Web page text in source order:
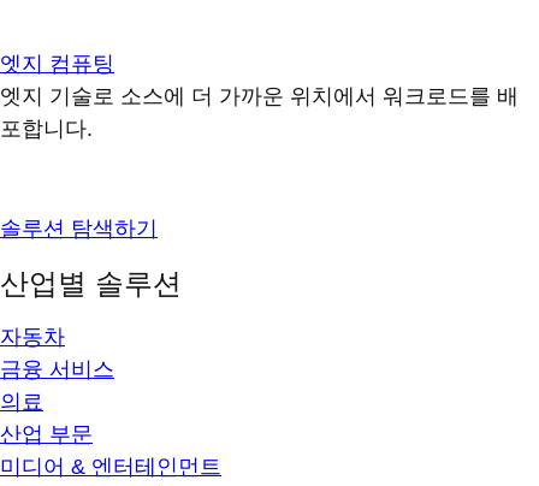
엣지 컴퓨팅
엣지 기술로 소스에 더 가까운 위치에서 워크로드를 배
포합니다.
솔루션 탐색하기
산업별 솔루션
자동차
금융 서비스
의료
산업 부문
미디어 & 엔터테인먼트